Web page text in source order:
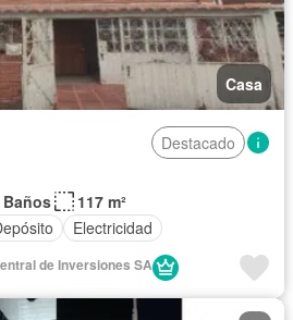
Casa
Destacado
Baños
117 m²
Electricidad
de Inversiones SA